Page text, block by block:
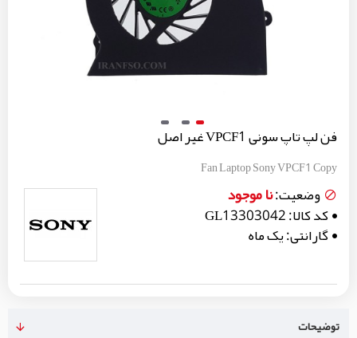
فن لپ تاپ سونی VPCF1 غیر اصل
Fan Laptop Sony VPCF1 Copy
وضعیت:نا موجود
کد کالا:GL13303042
گارانتی:یک ماه
توضیحات